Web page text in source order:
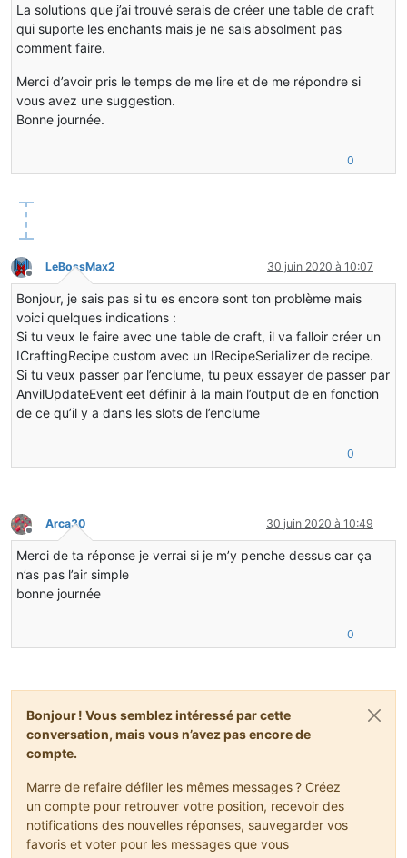
La solutions que j’ai trouvé serais de créer une table de craft
qui suporte les enchants mais je ne sais absolment pas
comment faire.
Merci d’avoir pris le temps de me lire et de me répondre si
vous avez une suggestion.
Bonne journée.
0
Hors-ligne
LeBossMax2 30 juin 2020 à 10:07
Bonjour, je sais pas si tu es encore sont ton problème mais
voici quelques indications :
Si tu veux le faire avec une table de craft, il va falloir créer un
ICraftingRecipe custom avec un IRecipeSerializer de recipe.
Si tu veux passer par l’enclume, tu peux essayer de passer par
AnvilUpdateEvent eet définir à la main l’output de en fonction
de ce qu’il y a dans les slots de l’enclume
0
Hors-ligne
Arca30 30 juin 2020 à 10:49
Merci de ta réponse je verrai si je m’y penche dessus car ça
n’as pas l’air simple
bonne journée
0
Bonjour ! Vous semblez intéressé par cette
conversation, mais vous n’avez pas encore de
compte.
Marre de refaire défiler les mêmes messages ? Créez
un compte pour retrouver votre position, recevoir des
notifications des nouvelles réponses, sauvegarder vos
favoris et voter pour les messages que vous